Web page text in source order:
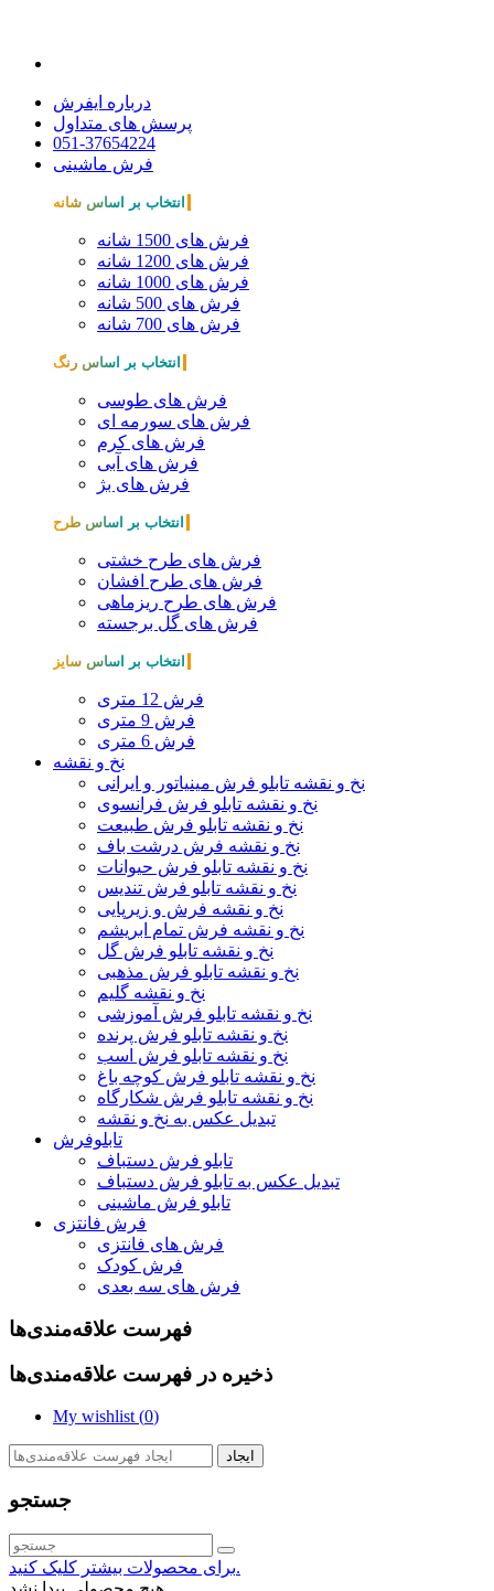
درباره ایفرش
پرسش های متداول
051-37654224
فرش ماشینی
انتخاب بر اساس شانه
فرش های 1500 شانه
فرش های 1200 شانه
فرش های 1000 شانه
فرش های 500 شانه
فرش های 700 شانه
انتخاب بر اساس رنگ
فرش های طوسی
فرش های سورمه ای
فرش های کرم
فرش های آبی
فرش های بژ
انتخاب بر اساس طرح
فرش های طرح خشتی
فرش های طرح افشان
فرش های طرح ریزماهی
فرش های گل برجسته
انتخاب بر اساس سایز
فرش 12 متری
فرش 9 متری
فرش 6 متری
نخ و نقشه
نخ و نقشه تابلو فرش مینیاتور و ایرانی
نخ و نقشه تابلو فرش فرانسوی
نخ و نقشه تابلو فرش طبیعت
نخ و نقشه فرش درشت باف
نخ و نقشه تابلو فرش حیوانات
نخ و نقشه تابلو فرش تندیس
نخ و نقشه فرش و زیرپایی
نخ و نقشه فرش تمام ابریشم
نخ و نقشه تابلو فرش گل
نخ و نقشه تابلو فرش مذهبی
نخ و نقشه گلیم
نخ و نقشه تابلو فرش آموزشی
نخ و نقشه تابلو فرش پرنده
نخ و نقشه تابلو فرش اسب
نخ و نقشه تابلو فرش کوچه باغ
نخ و نقشه تابلو فرش شکارگاه
تبدیل عکس به نخ و نقشه
تابلوفرش
تابلو فرش دستباف
تبدیل عکس به تابلو فرش دستباف
تابلو فرش ماشینی
فرش فانتزی
فرش های فانتزی
فرش کودک
فرش های سه بعدی
فهرست علاقه‌مندی‌ها
ذخیره در فهرست علاقه‌مندی‌ها
My wishlist (0)
ایجاد
جستجو
برای محصولات بیشتر کلیک کنید.